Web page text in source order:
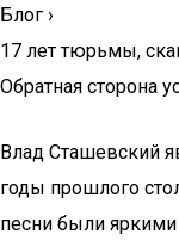
Блог ›
17 лет тюрьмы,
Обратная сторона
Влад Сташевский
годы прошлого
песни были